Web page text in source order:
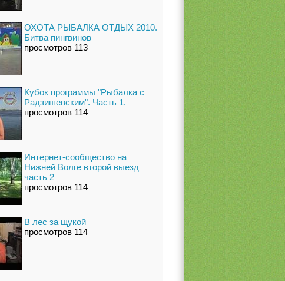
ОХОТА РЫБАЛКА ОТДЫХ 2010.
Битва пингвинов
просмотров 113
Кубок программы "Рыбалка с
Радзишевским". Часть 1.
просмотров 114
Интернет-сообщество на
Нижней Волге второй выезд
часть 2
просмотров 114
В лес за щукой
просмотров 114